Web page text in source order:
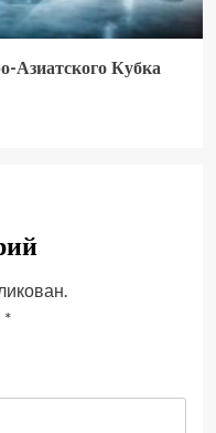
Азиатского Кубка
*